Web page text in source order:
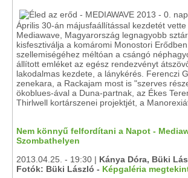
Április 30-án májusfaállítással kezdetét vette
Mediawave, Magyarország legnagyobb
kisfesztiválja a komáromi Monostori
szellemiségéhez méltóan a csángó
állított emléket az egész rendezvényt
lakodalmas kezdete, a lánykérés. Ferenczi
zenekara, a Rackajam most is "szerves
ökoblues-ával a Duna-partnak, az Ékes
Thirlwell kortárszenei projektjét, a
Nem könnyű felfordítani a Napot -
Szombathelyen
2013.04.25. - 19:30 | Kánya Dóra, Büki
Fotók: Büki László - Képgaléria